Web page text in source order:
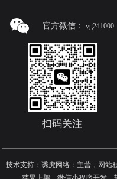
官方微信： yg241000
扫码关注
技术支持：诱虎网络：主营，网站